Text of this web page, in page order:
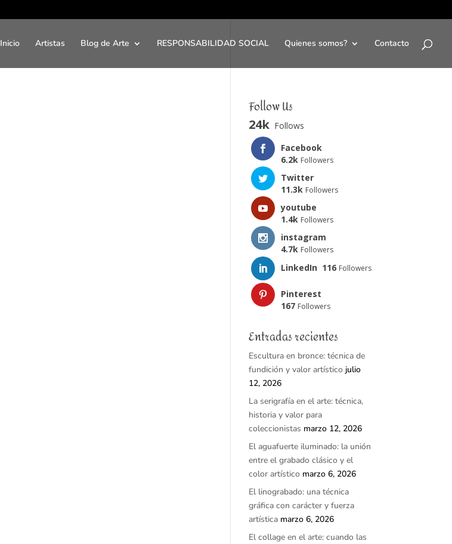
Inicio Artistas Blog de Arte RESPONSABILIDAD SOCIAL Quienes somos? Contacto
Follow Us
24k Follows
Facebook
6.2k Followers
Twitter
11.3k Followers
youtube
1.4k Followers
instagram
4.7k Followers
LinkedIn 116 Followers
Pinterest
167 Followers
Entradas recientes
Escultura en bronce: técnica de
fundición y valor artístico julio
12, 2026
La serigrafía en el arte: técnica,
historia y valor para
coleccionistas marzo 12, 2026
El aguafuerte iluminado: la unión
entre el grabado clásico y el
color artístico marzo 6, 2026
El linograbado: una técnica
gráfica con carácter y fuerza
artística marzo 6, 2026
El collage en el arte: cuando las